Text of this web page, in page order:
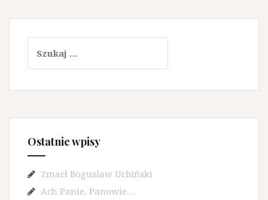
Ostatnie wpisy
Zmarł Bogusław Urbiński
Ach Panie, Panowie…